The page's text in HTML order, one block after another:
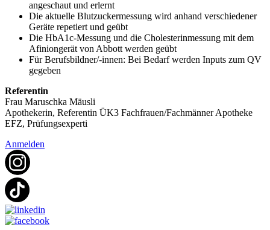
angeschaut und erlernt
Die aktuelle Blutzuckermessung wird anhand verschiedener
Geräte repetiert und geübt
Die HbA1c-Messung und die Cholesterinmessung mit dem
Afiniongerät von Abbott werden geübt
Für Berufsbildner/-innen: Bei Bedarf werden Inputs zum QV
gegeben
Referentin
Frau Maruschka Mäusli
Apothekerin, Referentin ÜK3 Fachfrauen/Fachmänner Apotheke
EFZ, Prüfungsexperti
Anmelden